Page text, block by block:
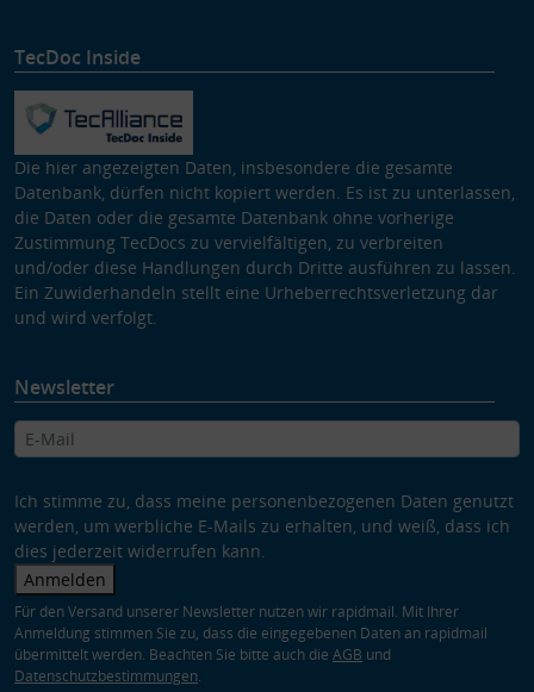
TecDoc Inside
Die hier angezeigten Daten, insbesondere die gesamte
Datenbank, dürfen nicht kopiert werden. Es ist zu unterlassen,
die Daten oder die gesamte Datenbank ohne vorherige
Zustimmung TecDocs zu vervielfältigen, zu verbreiten
und/oder diese Handlungen durch Dritte ausführen zu lassen.
Ein Zuwiderhandeln stellt eine Urheberrechtsverletzung dar
und wird verfolgt.
Newsletter
Ich stimme zu, dass meine personenbezogenen Daten genutzt
werden, um werbliche E-Mails zu erhalten, und weiß, dass ich
dies jederzeit widerrufen kann.
Anmelden
Für den Versand unserer Newsletter nutzen wir rapidmail. Mit Ihrer
Anmeldung stimmen Sie zu, dass die eingegebenen Daten an rapidmail
übermittelt werden. Beachten Sie bitte auch die AGB und
Datenschutzbestimmungen.